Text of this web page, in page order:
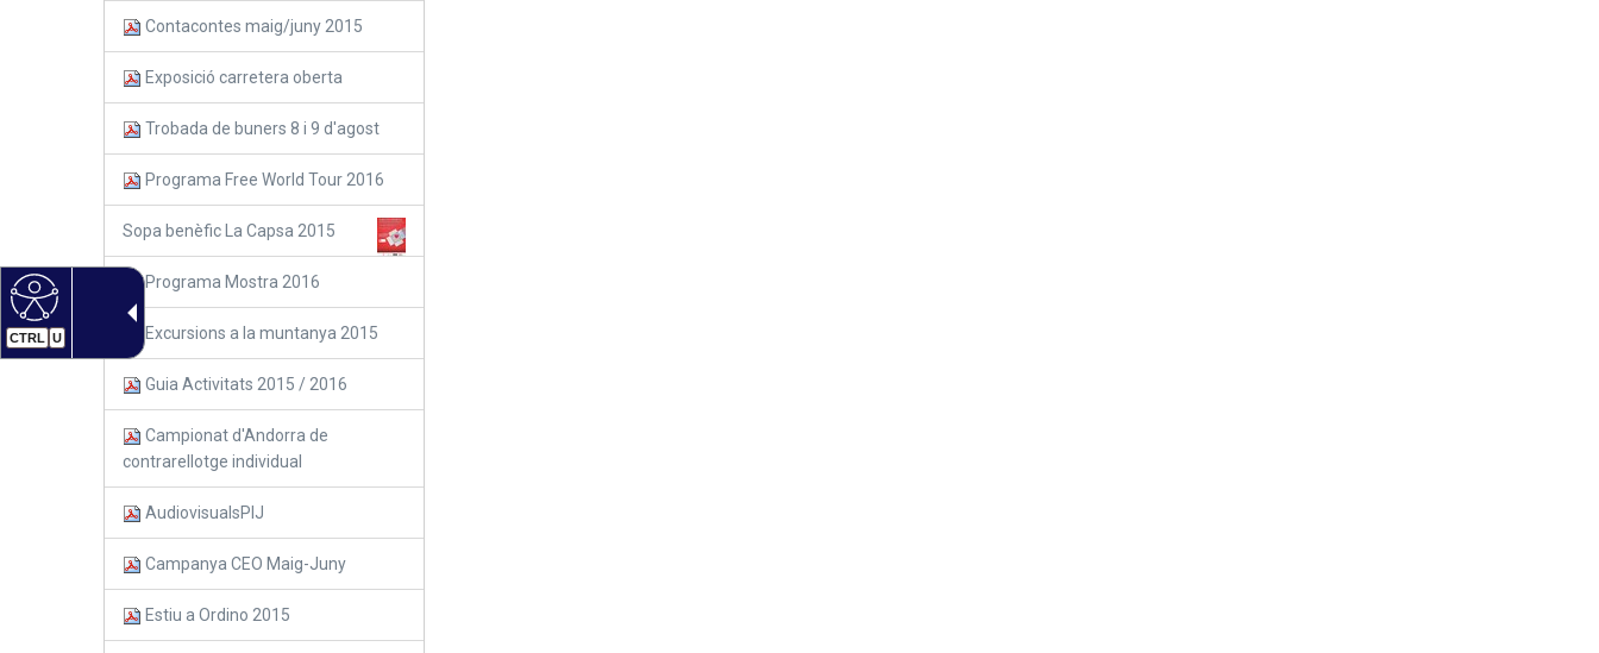
CTRL U
Contacontes maig/juny 2015
Exposició carretera oberta
Trobada de buners 8 i 9 d'agost
Programa Free World Tour 2016
Sopa benèfic La Capsa 2015
Programa Mostra 2016
Excursions a la muntanya 2015
Guia Activitats 2015 / 2016
Campionat d'Andorra de
contrarellotge individual
AudiovisualsPIJ
Campanya CEO Maig-Juny
Estiu a Ordino 2015